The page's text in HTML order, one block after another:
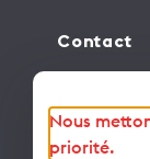
Contact
Avenue de
1001
Nous
priorité.